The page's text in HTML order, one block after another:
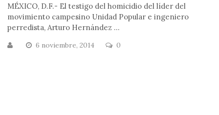
MÉXICO, D.F.- El testigo del homicidio del líder del
movimiento campesino Unidad Popular e ingeniero
perredista, Arturo Hernández ...
6 noviembre, 2014 0